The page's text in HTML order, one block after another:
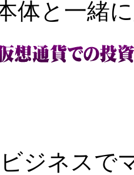
体と一緒
ジネスで